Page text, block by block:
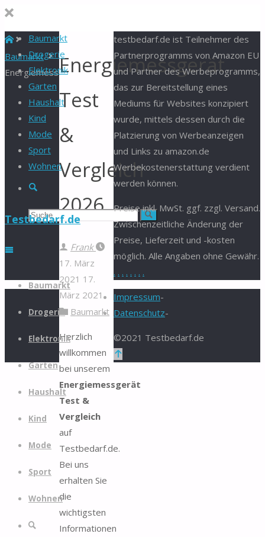
Baumarkt
Drogerie
Elektronik
Garten
Haushalt
Kind
Mode
Sport
Wohnen
Suche
Suchen Suche
Testbedarf.de
Zum
springen
Baumarkt
Drogerie
Elektronik
Garten
Haushalt
Kind
Mode
Sport
Wohnen
Suche
Start
Baumarkt
EnergiemessgerätEnergiemessgerät
Test
&
Vergleich
2026
Frank
17. März
2021 17.
März 2021
Baumarkt
Herzlich
willkommen
bei unserem
Energiemessgerät
Test &
Vergleich
auf
Testbedarf.de.
Bei uns
erhalten Sie
die
wichtigsten
Informationen
testbedarf.de ist Teilnehmer des
Partnerprogramms von Amazon EU
und Partner des Werbeprogramms,
das zur Bereitstellung eines
Mediums für Websites konzipiert
wurde, mittels dessen durch die
Platzierung von Werbeanzeigen
und Links zu amazon.de
Werbekostenerstattung verdient
werden können.
Preise inkl. MwSt. ggf. zzgl. Versand.
Zwischenzeitliche Änderung der
Preise, Lieferzeit und -kosten
möglich. Alle Angaben ohne Gewähr.
. . . . . . . .
Impressum-
Datenschutz-
©2021 Testbedarf.de
Zurück
oben